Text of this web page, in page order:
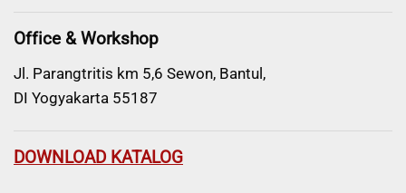
Office & Workshop
Jl. Parangtritis km 5,6 Sewon, Bantul,
DI Yogyakarta 55187
DOWNLOAD KATALOG